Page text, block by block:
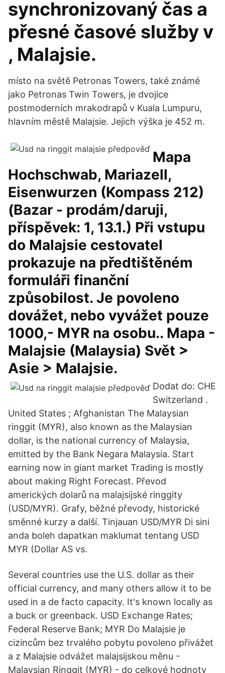
synchronizovaný čas a
přesné časové služby v
, Malajsie.
místo na světě Petronas Towers, také známé
jako Petronas Twin Towers, je dvojice
postmoderních mrakodrapů v Kuala Lumpuru,
hlavním městě Malajsie. Jejich výška je 452 m.
Mapa
Hochschwab, Mariazell,
Eisenwurzen (Kompass 212)
(Bazar - prodám/daruji,
příspěvek: 1, 13.1.) Při vstupu
do Malajsie cestovatel
prokazuje na předtištěném
formuláři finanční
způsobilost. Je povoleno
dovážet, nebo vyvážet pouze
1000,- MYR na osobu.. Mapa -
Malajsie (Malaysia) Svět >
Asie > Malajsie.
Dodat do: CHE
Switzerland .
United States ; Afghanistan The Malaysian
ringgit (MYR), also known as the Malaysian
dollar, is the national currency of Malaysia,
emitted by the Bank Negara Malaysia. Start
earning now in giant market Trading is mostly
about making Right Forecast. Převod
amerických dolarů na malajsijské ringgity
(USD/MYR). Grafy, běžné převody, historické
směnné kurzy a další. Tinjauan USD/MYR Di sini
anda boleh dapatkan maklumat tentang USD
MYR (Dollar AS vs.
Several countries use the U.S. dollar as their
official currency, and many others allow it to be
used in a de facto capacity. It's known locally as
a buck or greenback. USD Exchange Rates;
Federal Reserve Bank; MYR Do Malajsie je
cizincům bez trvalého pobytu povoleno přivážet
a z Malajsie odvážet malajsijskou měnu -
Malaysian Ringgit (MYR) - do celkové hodnoty